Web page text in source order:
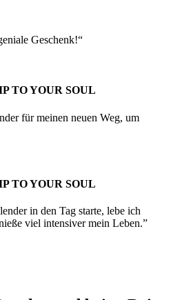
Geschenk!“
TO YOUR SOUL
für meinen neuen Weg, um
TO YOUR SOUL
in den Tag starte, lebe ich
viel intensiver mein Leben.”